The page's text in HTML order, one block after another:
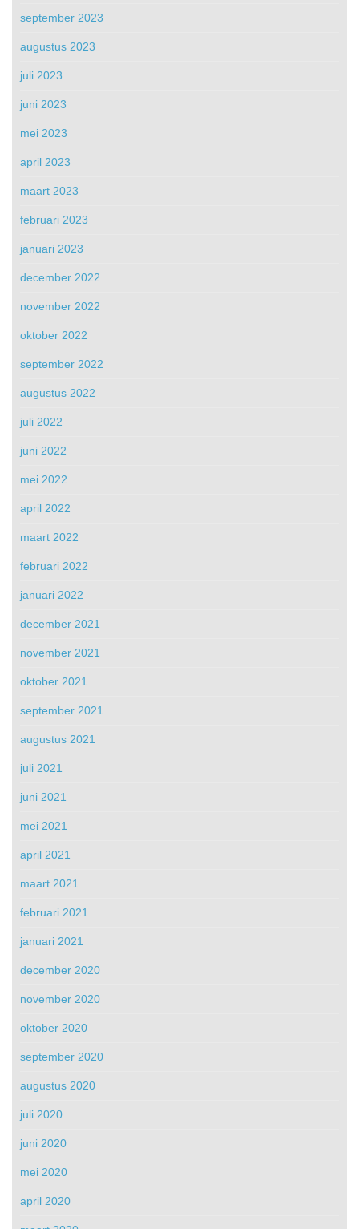
september 2023
augustus 2023
juli 2023
juni 2023
mei 2023
april 2023
maart 2023
februari 2023
januari 2023
december 2022
november 2022
oktober 2022
september 2022
augustus 2022
juli 2022
juni 2022
mei 2022
april 2022
maart 2022
februari 2022
januari 2022
december 2021
november 2021
oktober 2021
september 2021
augustus 2021
juli 2021
juni 2021
mei 2021
april 2021
maart 2021
februari 2021
januari 2021
december 2020
november 2020
oktober 2020
september 2020
augustus 2020
juli 2020
juni 2020
mei 2020
april 2020